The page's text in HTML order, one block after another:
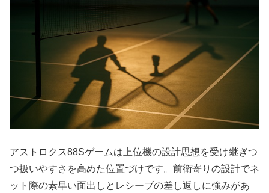
アストロクス88Sゲームは上位機の設計思想を受け継ぎつ
つ扱いやすさを高めた位置づけです。前衛寄りの設計でネ
ット際の素早い面出しとレシーブの差し返しに強みがあ